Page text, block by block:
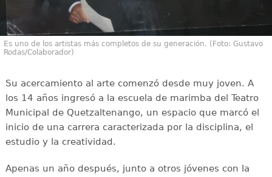
Es uno de los artistas más completos de su generación. (Foto: Gustavo
Rodas/Colaborador)
Su acercamiento al arte comenzó desde muy joven. A
los 14 años ingresó a la escuela de marimba del Teatro
Municipal de Quetzaltenango, un espacio que marcó el
inicio de una carrera caracterizada por la disciplina, el
estudio y la creatividad.
Apenas un año después, junto a otros jóvenes con la